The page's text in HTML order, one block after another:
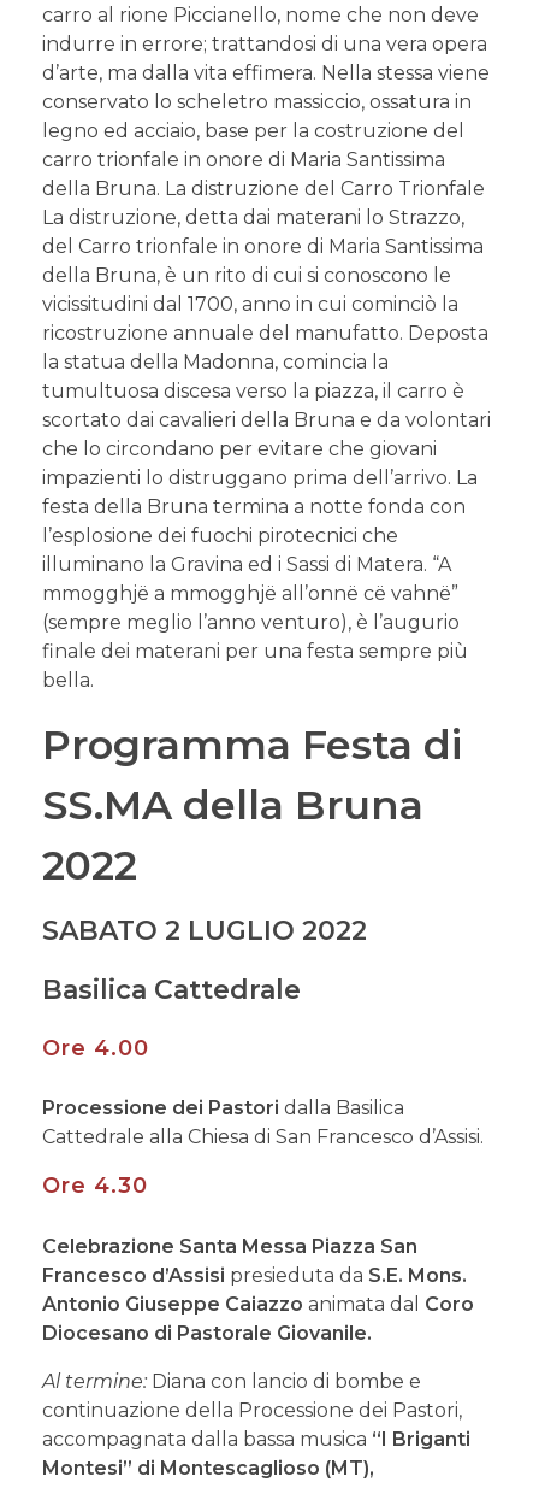
carro al rione Piccianello, nome che non deve
indurre in errore; trattandosi di una vera opera
d’arte, ma dalla vita effimera. Nella stessa viene
conservato lo scheletro massiccio, ossatura in
legno ed acciaio, base per la costruzione del
carro trionfale in onore di Maria Santissima
della Bruna. La distruzione del Carro Trionfale
La distruzione, detta dai materani lo Strazzo,
del Carro trionfale in onore di Maria Santissima
della Bruna, è un rito di cui si conoscono le
vicissitudini dal 1700, anno in cui cominciò la
ricostruzione annuale del manufatto. Deposta
la statua della Madonna, comincia la
tumultuosa discesa verso la piazza, il carro è
scortato dai cavalieri della Bruna e da volontari
che lo circondano per evitare che giovani
impazienti lo distruggano prima dell’arrivo. La
festa della Bruna termina a notte fonda con
l’esplosione dei fuochi pirotecnici che
illuminano la Gravina ed i Sassi di Matera. “A
mmogghjë a mmogghjë all’onnë cë vahnë”
(sempre meglio l’anno venturo), è l’augurio
finale dei materani per una festa sempre più
bella.
Programma Festa di
SS.MA della Bruna
2022
SABATO 2 LUGLIO 2022
Basilica Cattedrale
Ore 4.00
Processione dei Pastori dalla Basilica
Cattedrale alla Chiesa di San Francesco d’Assisi.
Ore 4.30
Celebrazione Santa Messa Piazza San
Francesco d’Assisi presieduta da S.E. Mons.
Antonio Giuseppe Caiazzo animata dal Coro
Diocesano di Pastorale Giovanile.
Al termine: Diana con lancio di bombe e
continuazione della Processione dei Pastori,
accompagnata dalla bassa musica “I Briganti
Montesi” di Montescaglioso (MT),